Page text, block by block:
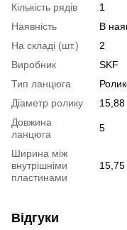
Кількість рядів
1
Наявність
В
На складі (шт.)
2
Виробник
SKF
Тип ланцюга
Діаметр ролику
15,88
Довжина
ланцюга
5
Ширина між
внутрішніми
пластинами
15,75
Відгуки